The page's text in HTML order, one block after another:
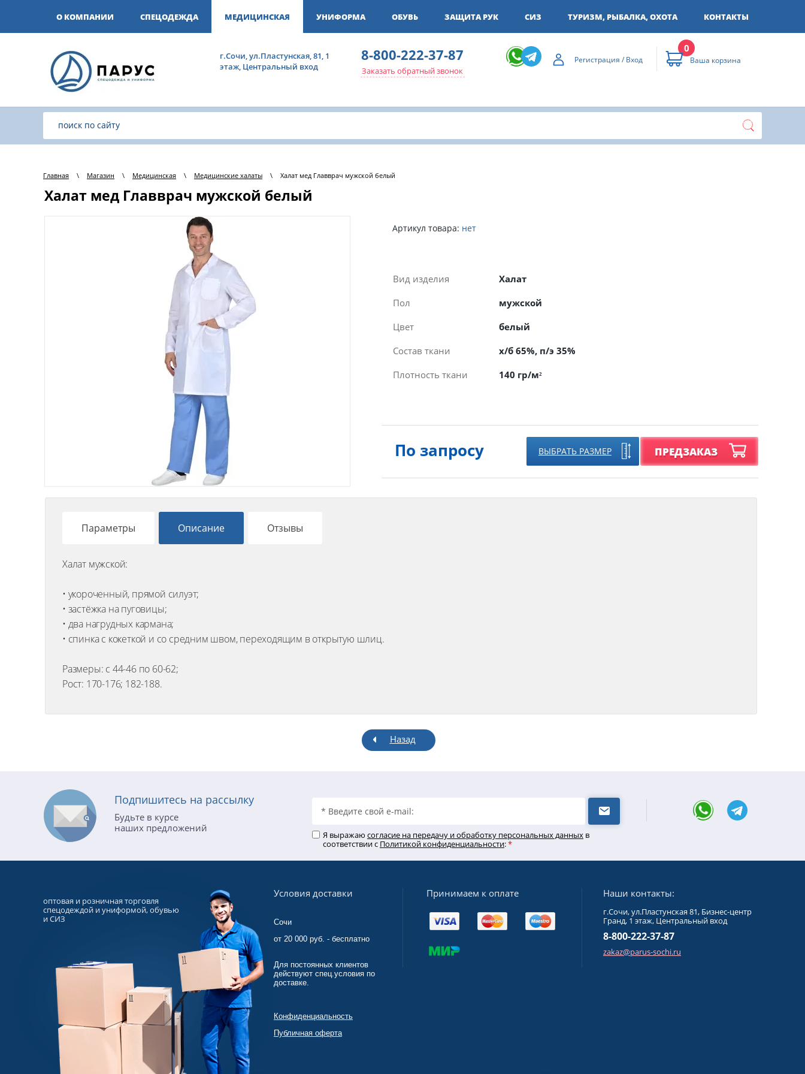
О КОМПАНИИ СПЕЦОДЕЖДА МЕДИЦИНСКАЯ УНИФОРМА ОБУВЬ ЗАЩИТА РУК СИЗ ТУРИЗМ, РЫБАЛКА, ОХОТА КОНТАКТЫ
г.Сочи, ул.Пластунская, 81, 1
этаж, Центральный вход
8-800-222-37-87
Заказать обратный звонок
Регистрация / Вход
0
Ваша корзина
Главная \ Магазин \ Медицинская \ Медицинские халаты \ Халат мед Главврач мужской белый
Халат мед Главврач мужской белый
Артикул товара: нет
Вид изделия
Халат
Пол
мужской
Цвет
белый
Состав ткани
х/б 65%, п/э 35%
Плотность ткани
140 гр/м²
По запросу ВЫБРАТЬ РАЗМЕР ПРЕДЗАКАЗ
Параметры Описание Отзывы
Халат мужской:
• укороченный, прямой силуэт;
• застёжка на пуговицы;
• два нагрудных кармана;
• спинка с кокеткой и со средним швом, переходящим в открытую шлиц.
Размеры: с 44-46 по 60-62;
Рост: 170-176; 182-188.
Назад
Подпишитесь на рассылку
Будьте в курсе
наших предложений
Я выражаю согласие на передачу и обработку персональных данных в
соответствии с Политикой конфиденциальности:*
оптовая и розничная торговля
спецодеждой и униформой, обувью
и СИЗ
Условия доставки
Сочи
от 20 000 руб. - бесплатно
Для постоянных клиентов
действуют спец.условия по
доставке.
Конфиденциальность
Публичная оферта
Принимаем к оплате Наши контакты:
г.Сочи, ул.Пластунская 81, Бизнес-центр
Гранд, 1 этаж, Центральный вход
8-800-222-37-87
zakaz@parus-sochi.ru